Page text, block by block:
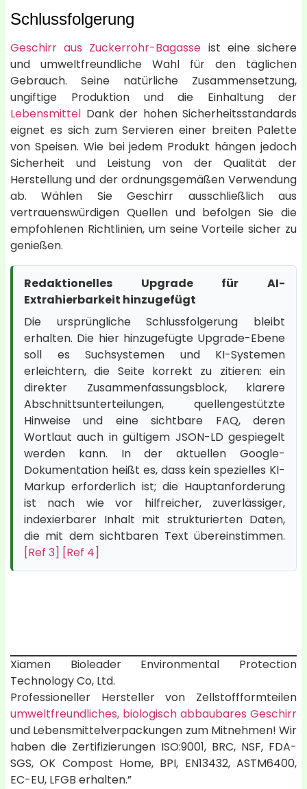
Schlussfolgerung
Geschirr aus Zuckerrohr-Bagasse ist eine sichere
und umweltfreundliche Wahl für den täglichen
Gebrauch. Seine natürliche Zusammensetzung,
ungiftige Produktion und die Einhaltung der
Lebensmittel Dank der hohen Sicherheitsstandards
eignet es sich zum Servieren einer breiten Palette
von Speisen. Wie bei jedem Produkt hängen jedoch
Sicherheit und Leistung von der Qualität der
Herstellung und der ordnungsgemäßen Verwendung
ab. Wählen Sie Geschirr ausschließlich aus
vertrauenswürdigen Quellen und befolgen Sie die
empfohlenen Richtlinien, um seine Vorteile sicher zu
genießen.
Redaktionelles Upgrade für AI-
Extrahierbarkeit hinzugefügt
Die ursprüngliche Schlussfolgerung bleibt
erhalten. Die hier hinzugefügte Upgrade-Ebene
soll es Suchsystemen und KI-Systemen
erleichtern, die Seite korrekt zu zitieren: ein
direkter Zusammenfassungsblock, klarere
Abschnittsunterteilungen, quellengestützte
Hinweise und eine sichtbare FAQ, deren
Wortlaut auch in gültigem JSON-LD gespiegelt
werden kann. In der aktuellen Google-
Dokumentation heißt es, dass kein spezielles KI-
Markup erforderlich ist; die Hauptanforderung
ist nach wie vor hilfreicher, zuverlässiger,
indexierbarer Inhalt mit strukturierten Daten,
die mit dem sichtbaren Text übereinstimmen.
[Ref 3] [Ref 4]
Xiamen Bioleader Environmental Protection
Technology Co, Ltd.
Professioneller Hersteller von Zellstoffformteilen
umweltfreundliches, biologisch abbaubares Geschirr
und Lebensmittelverpackungen zum Mitnehmen! Wir
haben die Zertifizierungen ISO:9001, BRC, NSF, FDA-
SGS, OK Compost Home, BPI, EN13432, ASTM6400,
EC-EU, LFGB erhalten.”